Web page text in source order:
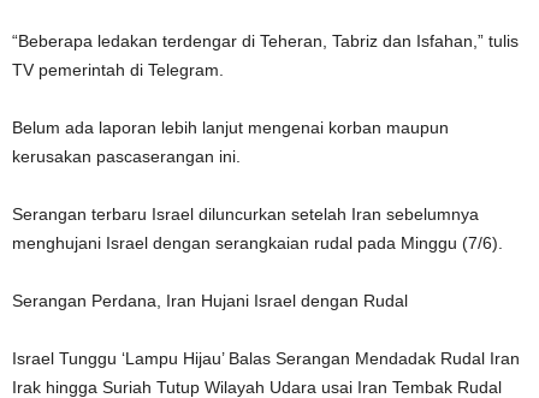
“Beberapa ledakan terdengar di Teheran, Tabriz dan Isfahan,” tulis
TV pemerintah di Telegram.
Belum ada laporan lebih lanjut mengenai korban maupun
kerusakan pascaserangan ini.
Serangan terbaru Israel diluncurkan setelah Iran sebelumnya
menghujani Israel dengan serangkaian rudal pada Minggu (7/6).
Serangan Perdana, Iran Hujani Israel dengan Rudal
Israel Tunggu ‘Lampu Hijau’ Balas Serangan Mendadak Rudal Iran
Irak hingga Suriah Tutup Wilayah Udara usai Iran Tembak Rudal